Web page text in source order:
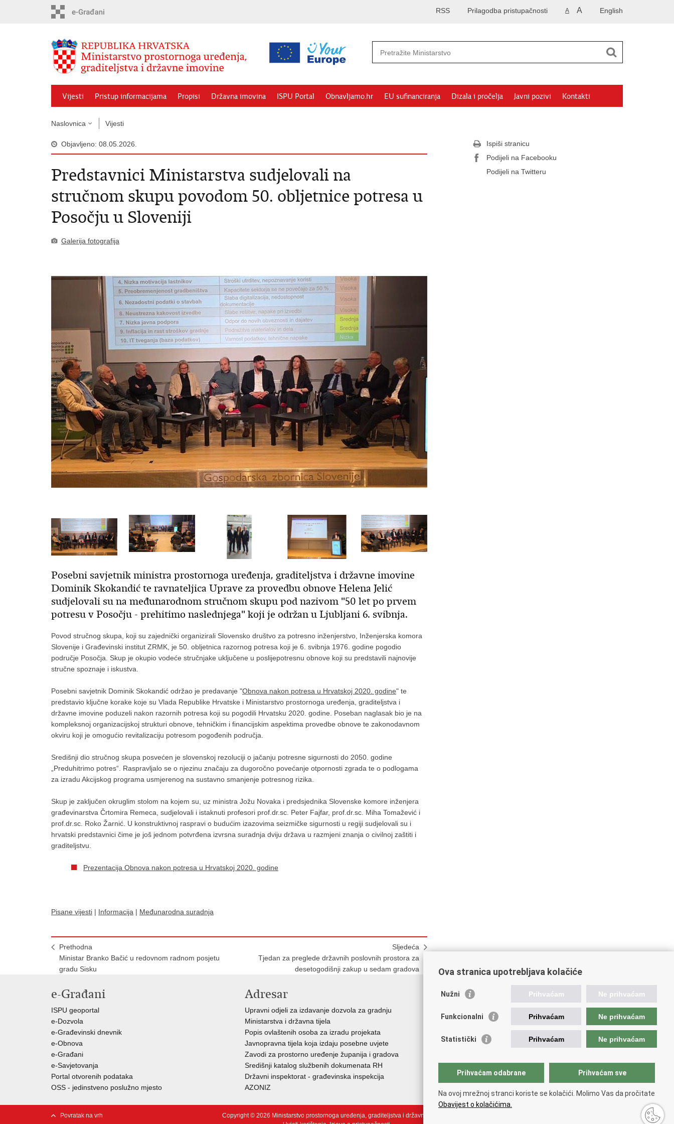
English
A A
Prilagodba pristupačnosti
RSS
Vijesti Pristup informacijama Propisi Državna imovina ISPU Portal Obnavljamo.hr EU sufinanciranja Dizala i pročelja Javni pozivi Kontakti
Naslovnica Vijesti
Objavljeno: 08.05.2026.
Predstavnici Ministarstva sudjelovali na
stručnom skupu povodom 50. obljetnice potresa u
Posočju u Sloveniji
Galerija fotografija
Posebni savjetnik ministra prostornoga uređenja, graditeljstva i državne imovine
Dominik Skokandić te ravnateljica Uprave za provedbu obnove Helena Jelić
sudjelovali su na međunarodnom stručnom skupu pod nazivom "50 let po prvem
potresu v Posočju - prehitimo naslednjega" koji je održan u Ljubljani 6. svibnja.
Povod stručnog skupa, koji su zajednički organizirali Slovensko društvo za potresno inženjerstvo, Inženjerska komora
Slovenije i Građevinski institut ZRMK, je 50. obljetnica razornog potresa koji je 6. svibnja 1976. godine pogodio
područje Posočja. Skup je okupio vodeće stručnjake uključene u poslijepotresnu obnove koji su predstavili najnovije
stručne spoznaje i iskustva.
Posebni savjetnik Dominik Skokandić održao je predavanje "Obnova nakon potresa u Hrvatskoj 2020. godine" te
predstavio ključne korake koje su Vlada Republike Hrvatske i Ministarstvo prostornoga uređenja, graditeljstva i
državne imovine poduzeli nakon razornih potresa koji su pogodili Hrvatsku 2020. godine. Poseban naglasak bio je na
kompleksnoj organizacijskoj strukturi obnove, tehničkim i financijskim aspektima provedbe obnove te zakonodavnom
okviru koji je omogućio revitalizaciju potresom pogođenih područja.
Središnji dio stručnog skupa posvećen je slovenskoj rezoluciji o jačanju potresne sigurnosti do 2050. godine
„Preduhitrimo potres“. Raspravljalo se o njezinu značaju za dugoročno povećanje otpornosti zgrada te o podlogama
za izradu Akcijskog programa usmjerenog na sustavno smanjenje potresnog rizika.
Skup je zaključen okruglim stolom na kojem su, uz ministra Jožu Novaka i predsjednika Slovenske komore inženjera
građevinarstva Črtomira Remeca, sudjelovali i istaknuti profesori prof.dr.sc. Peter Fajfar, prof.dr.sc. Miha Tomažević i
prof.dr.sc. Roko Žarnić. U konstruktivnoj raspravi o budućim izazovima seizmičke sigurnosti u regiji sudjelovali su i
hrvatski predstavnici čime je još jednom potvrđena izvrsna suradnja dviju država u razmjeni znanja o civilnoj zaštiti i
graditeljstvu.
Prezentacija Obnova nakon potresa u Hrvatskoj 2020. godine
Pisane vijesti | Informacija | Međunarodna suradnja
Prethodna
Ministar Branko Bačić u redovnom radnom posjetu
gradu Sisku
Sljedeća
Tjedan za preglede državnih poslovnih prostora za
desetogodišnji zakup u sedam gradova
Ispiši stranicu
Podijeli na Facebooku
Podijeli na Twitteru
e-Građani
ISPU geoportal
e-Dozvola
e-Građevinski dnevnik
e-Obnova
e-Građani
e-Savjetovanja
Portal otvorenih podataka
OSS - jedinstveno poslužno mjesto
Adresar
Upravni odjeli za izdavanje dozvola za gradnju
Ministarstva i državna tijela
Popis ovlaštenih osoba za izradu projekata
Javnopravna tijela koja izdaju posebne uvjete
Zavodi za prostorno uređenje županija i gradova
Središnji katalog službenih dokumenata RH
Državni inspektorat - građevinska inspekcija
AZONIZ
Važne poveznice
Vlada Republike Hrvatske
Zavod za prostorni razvoj
Agencija za pravni promet i posredovanje nekretninama
Državna geodetska uprava
Centar za restrukturiranje i prodaju (CERP)
Državne nekretnine d.o.o.
Povratak na vrh
Copyright © 2026 Ministarstvo prostornoga uređenja, graditeljstva i državne imovine.
Ova stranica upotrebljava kolačiće
Nužni Prihvaćam Ne prihvaćam
Funkcionalni Prihvaćam Ne prihvaćam
Statistički Prihvaćam Ne prihvaćam
Prihvaćam odabrane Prihvaćam sve
Na ovoj mrežnoj stranci koriste se kolačići. Molimo Vas da pročitate
Obavijest o kolačićima.